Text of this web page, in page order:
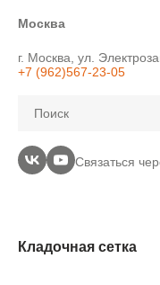
Москва
г. Москва, ул.
+7 (962)567-23-05
Поиск
Связаться
Кладочная сетка